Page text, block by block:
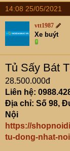
14:08 25/05/2021
vtt1987
Xe buýt
Tủ Sấy Bát
28.500.000đ
Liên hệ:
Địa chỉ: Số 98,
Nội
https://
tu-dong-nhat-